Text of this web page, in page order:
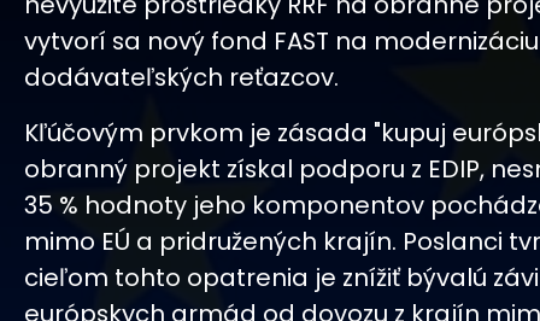
vytvorí sa nový fond FAST na modernizáciu
dodávateľských reťazcov.
Kľúčovým prvkom je zásada "kupuj
obranný projekt získal podporu z EDIP,
35 % hodnoty jeho komponentov
mimo EÚ a pridružených krajín. Poslanci
cieľom tohto opatrenia je znížiť bývalú
európskych armád od dovozu z krajín